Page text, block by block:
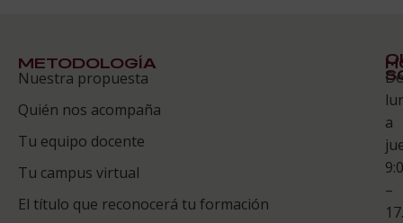
METODOLOGÍA
Nuestra propuesta
Quién nos acompaña
Tu equipo docente
Tu campus virtual
El título que reconocerá tu formación
Te
De
a
–